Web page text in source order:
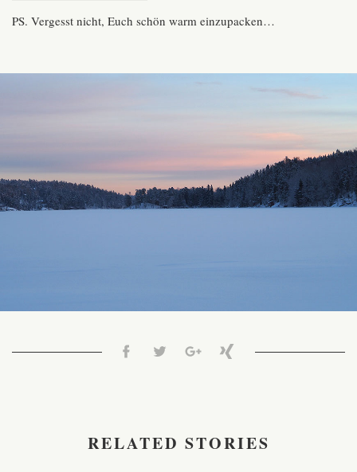
PS. Vergesst nicht, Euch schön warm einzupacken…
RELATED STORIES